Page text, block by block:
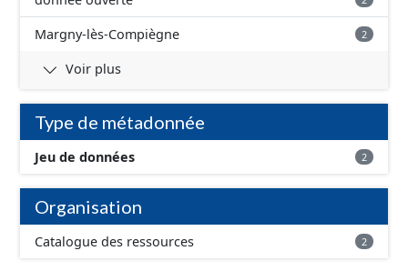
Margny-lès-Compiègne 2
Voir plus
Type de métadonnée
Jeu de données 2
Organisation
Catalogue des ressources 2